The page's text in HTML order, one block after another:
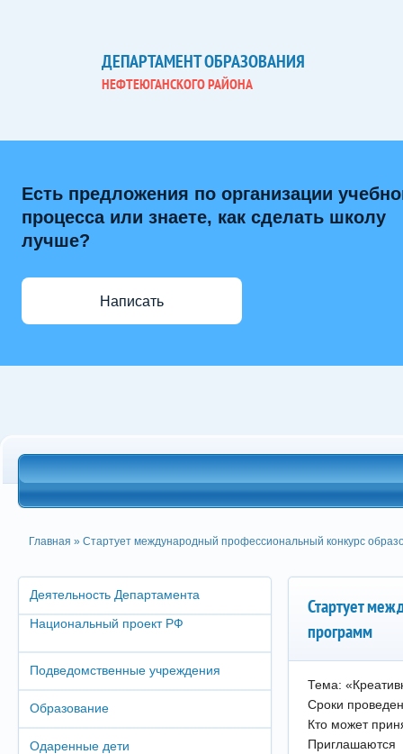
ДЕПАРТАМЕНТ ОБРАЗОВАНИЯ
НЕФТЕЮГАНСКОГО РАЙОНА
Есть предложения по организации
процесса или знаете, как сделать школу
лучше?
Написать
Деятельность Департамента
Национальный проект РФ
Подведомственные учреждения
Образование
Одаренные дети
Главная » Стартует международный профессиональный конкурс
Стартует
программ
Тема:
Сроки
Кто может
Приглашаются